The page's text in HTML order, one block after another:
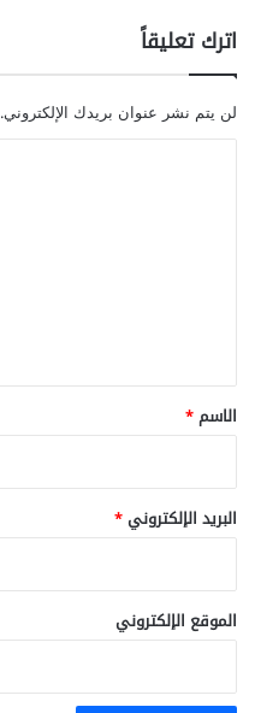
اترك تعليقاً
لن يتم نشر عنوان بريدك الإلكتروني.
*
الاسم*
البريد الإلكتروني*
الموقع الإلكتروني